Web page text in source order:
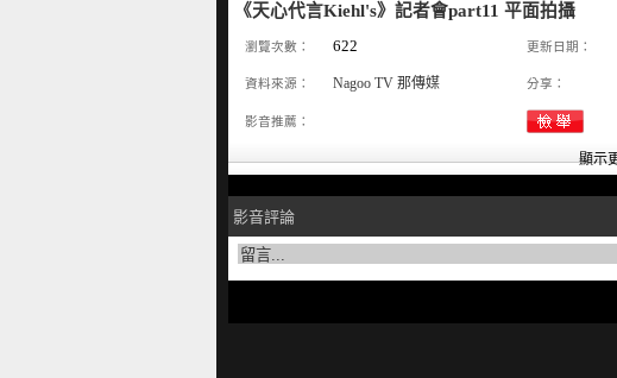
《天心代言Kiehl's》記者會part11 平面拍攝
瀏覽次數： 622 更新日期：
資料來源： Nagoo TV 那傳媒 分享：
影音推薦：
影音評論